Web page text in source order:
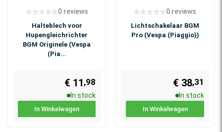
0 reviews
Halteblech voor
Hupengleichrichter
BGM Originele (Vespa
(Pia...
€ 11,98
In stock
In Winkelwagen
0 reviews
Lichtschakelaar BGM
Pro (Vespa (Piaggio))
€ 38,31
In stock
In Winkelwagen